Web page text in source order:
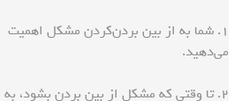
۱. شما به از بین بردن‌کردن مشکل اهمیت
می‌دهید.
۲. تا وقتی که مشکل از بین بردن بشود، به